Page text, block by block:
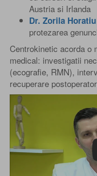
Austria si Irlanda
Dr. Zorila Horatiu
protezarea
Centrokinetic acorda o
medical: investigatii
(ecografie, RMN),
recuperare